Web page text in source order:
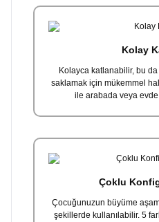
Kolay
Kolayca katlanabilir, bu
saklamak için mükemmel
ile arabada veya
Çoklu
Çocuğunuzun büyüme
şekillerde kullanılabilir. 5